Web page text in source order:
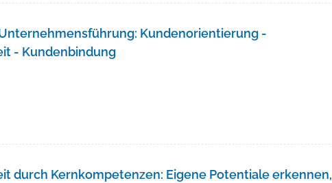
Kundenorientierung -
- Kundenbindung
durch Kernkompetenzen: Eigene Potentiale erkennen,